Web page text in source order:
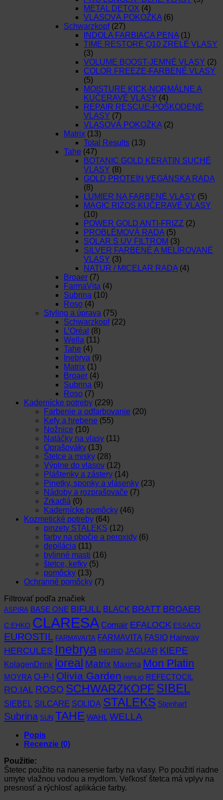
METAL DETOX (4)
VLASOVÁ POKOŽKA (6)
Schwarzkopf (27)
INDOLA FARBIACA PENA (1)
TIME RESTORE Q10 ZRELÉ VLASY
(3)
VOLUME BOOST-JEMNÉ VLASY (2)
COLOR FREEZE-FARBENÉ VLASY
(5)
MOISTURE KICK-NORMÁLNE A
KUČERAVÉ VLASY (4)
REPAIR RESCUE-POŠKODENÉ
VLASY (7)
VLASOVÁ POKOŽKA (2)
Matrix (13)
Total Results (13)
Tahe (47)
BOTANIC GOLD KERATIN SUCHÉ
VLASY (8)
GOLD PROTEÍN VEGÁNSKA RADA
(8)
LUMIER NA FARBENÉ VLASY (5)
MAGIC RIZOS KUČERAVÉ VLASY
(10)
POWER GOLD ANTI-FRIZZ (2)
PROBLÉMOVÁ RADA (5)
SOLAR S UV FILTROM (3)
SILVER FARBENÉ A MELÍROVANÉ
VLASY (3)
NATUR / MICELAR RADA (4)
Broaer (7)
FarmaVita (4)
Subrina (10)
Roso (4)
Styling a úprava (75)
Schwarzkopf (22)
L’Oréal (8)
Wella (11)
Tahe (4)
Inebrya (9)
Matrix (1)
Broaer (4)
Subrina (9)
Roso (7)
Kadernícke potreby (229)
Farbenie a odfarbovanie (20)
Kefy a hrebene (55)
Nožnice (10)
Natáčky na vlasy (11)
Oprašováky (13)
Štetce a misky (28)
Výplne do vlasov (12)
Pláštenky a zástery (14)
Pinetky, sponky a vlásenky (23)
Nádoby a rozprašovače (7)
Zrkadlá (0)
Kadernícke pomôcky (46)
Kozmetické potreby (64)
pinzety STALEKS (12)
farby na obočie a peroxidy (6)
depilácia (11)
bylinné masti (16)
štetce, kefky (5)
pomôcky (13)
Ochranné pomôcky (7)
Filtrovať podľa značiek
ASPIRA BASE ONE BIFULL BLACK BRATT BROAER
C:EHKO CLARESA Comair EFALOCK ESSACO
EUROSTIL FARMAVAITA FARMAVITA FASIO Hairway
HERCULES Inebrya INGRID JAGUAR KIEPE
KolagenDrink loreal Matrix Maxima Mon Platin
MOYRA O-P-I Olivia Garden PAPILIO REFECTOCIL
RO.IAL ROSO SCHWARZKOPF SIBEL
SIEBEL SILCARE SOLIDA STALEKS Steinhart
Subrina SUN TAHE WAHL WELLA
Popis
Recenzie (0)
Použitie:
Štetec použite na nanesenie farby na vlasy. Po použití riadne
umyte vlažnou vodou a mydlom. Veľkosť štetca má vplyv na
presnosť a rýchlosť aplikácie farby.